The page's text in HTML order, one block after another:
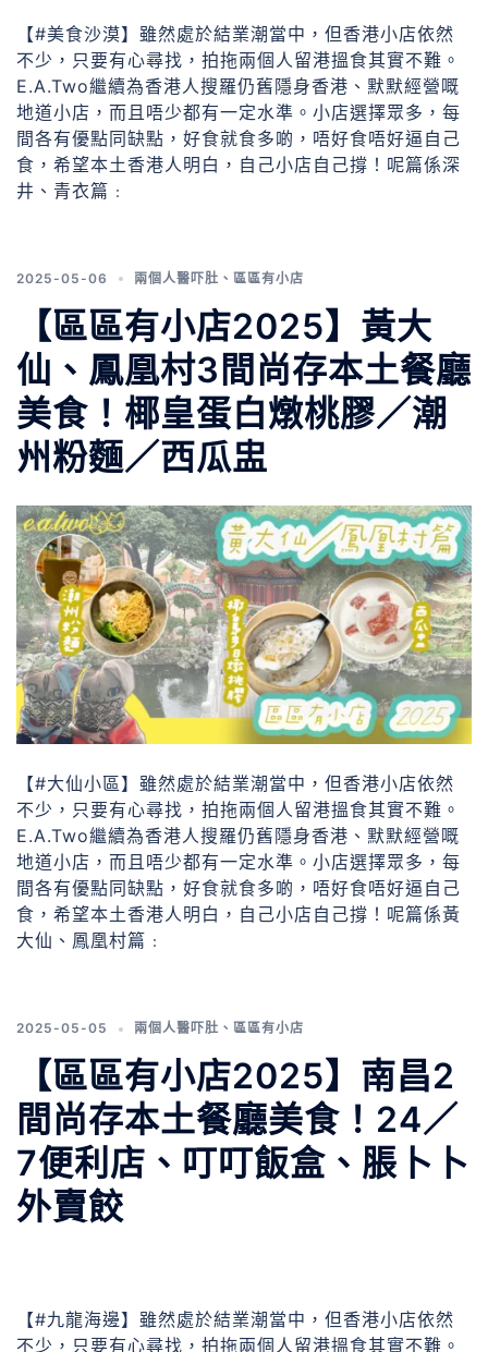
【#美食沙漠】雖然處於結業潮當中，但香港小店依然
不少，只要有心尋找，拍拖兩個人留港搵食其實不難。
E.A.Two繼續為香港人搜羅仍舊隱身香港、默默經營嘅
地道小店，而且唔少都有一定水準。小店選擇眾多，每
間各有優點同缺點，好食就食多啲，唔好食唔好逼自己
食，希望本土香港人明白，自己小店自己撐！呢篇係深
井、青衣篇﹕
2025-05-06 兩個人醫吓肚 、 區區有小店
【區區有小店2025】黃大
仙、鳳凰村3間尚存本土餐廳
美食！椰皇蛋白燉桃膠／潮
州粉麵／西瓜盅
【#大仙小區】雖然處於結業潮當中，但香港小店依然
不少，只要有心尋找，拍拖兩個人留港搵食其實不難。
E.A.Two繼續為香港人搜羅仍舊隱身香港、默默經營嘅
地道小店，而且唔少都有一定水準。小店選擇眾多，每
間各有優點同缺點，好食就食多啲，唔好食唔好逼自己
食，希望本土香港人明白，自己小店自己撐！呢篇係黃
大仙、鳳凰村篇﹕
2025-05-05 兩個人醫吓肚 、 區區有小店
【區區有小店2025】南昌2
間尚存本土餐廳美食！24／
7便利店、叮叮飯盒、脹卜卜
外賣餃
【#九龍海邊】雖然處於結業潮當中，但香港小店依然
不少，只要有心尋找，拍拖兩個人留港搵食其實不難。